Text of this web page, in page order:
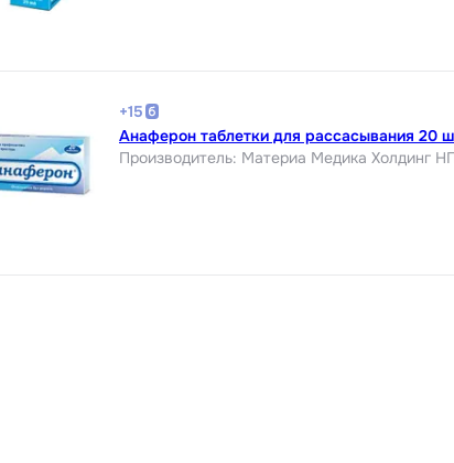
+15
Анаферон таблетки для рассасывания 20
Производитель: Материа Медика Холдинг